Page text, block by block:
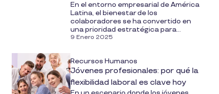
En el entorno empresarial de América
Latina, el bienestar de los
colaboradores se ha convertido en
una prioridad estratégica para...
9 Enero 2025
Recursos Humanos
Jóvenes profesionales: por qué la
flexibilidad laboral es clave hoy